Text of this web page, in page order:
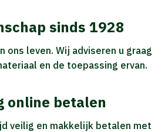
sinds 1928
ons leven. Wij adviseren u graag
en de toepassing ervan.
online betalen
veilig en makkelijk betalen met